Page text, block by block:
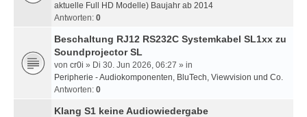
aktuelle Full HD Modelle) Baujahr ab 2014
Antworten: 0
Beschaltung RJ12 RS232C Systemkabel SL1xx zu
Soundprojector SL
von cr0i » Di 30. Jun 2026, 06:27 » in
Peripherie - Audiokomponenten, BluTech, Viewvision und Co.
Antworten: 0
Klang S1 keine Audiowiedergabe